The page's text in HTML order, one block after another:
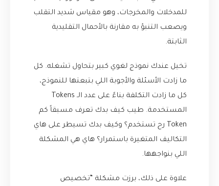
للمدخلات والمخرجات، وهو مقياس شديد التقلب
ويصعب التنبؤ به مقارنة بالأحمال التقليدية
الثابتة.
تخيل عندك نموذج لغوي كبير بتحاول تشغله. كل
ما زادت الأسئلة والأجوبة اللي بتبعتها للنموذج،
كل ما زادت التكلفة بناءً على عدد الـ Tokens
المستخدمة. طيب كيف بدك تعرف مسبقاً كم
Token رح تستخدم؟ وكيف بدك تسيطر على هاي
التكاليف المتغيرة باستمرار؟ هاي هي المشكلة
اللي بنواجهها.
علاوة على ذلك، برزت مشكلة “تخصيص